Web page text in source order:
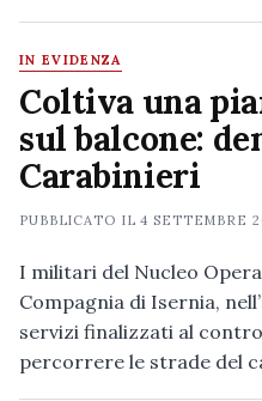
IN EVIDENZA
Coltiva una
sul balcone:
Carabinieri
PUBBLICATO IL4 SETTEMBRE
I militari del Nucleo
Compagnia di Isernia,
servizi finalizzati al
percorrere le strade del